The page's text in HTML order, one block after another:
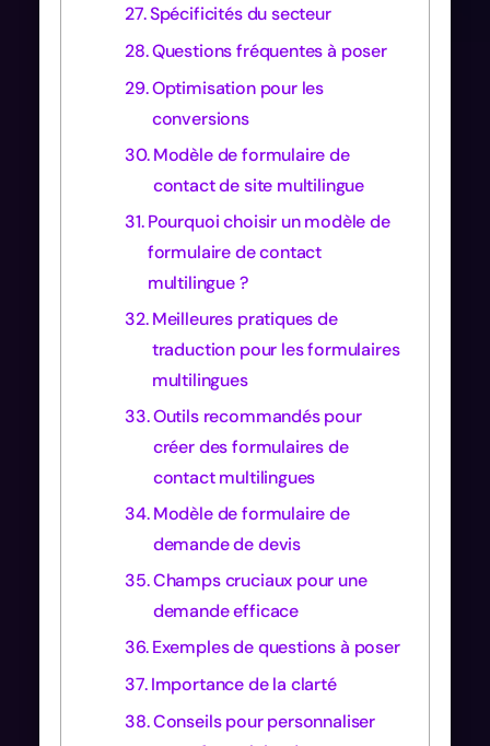
Spécificités du secteur
Questions fréquentes à poser
Optimisation pour les
conversions
Modèle de formulaire de
contact de site multilingue
Pourquoi choisir un modèle de
formulaire de contact
multilingue ?
Meilleures pratiques de
traduction pour les formulaires
multilingues
Outils recommandés pour
créer des formulaires de
contact multilingues
Modèle de formulaire de
demande de devis
Champs cruciaux pour une
demande efficace
Exemples de questions à poser
Importance de la clarté
Conseils pour personnaliser